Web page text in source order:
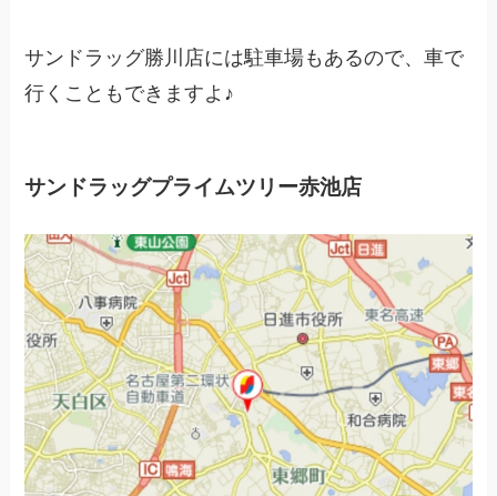
サンドラッグ勝川店には駐車場もあるので、車で
行くこともできますよ♪
サンドラッグプライムツリー赤池店